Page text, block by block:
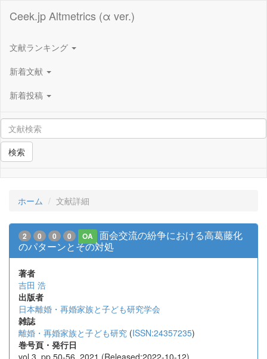
Ceek.jp Altmetrics (α ver.)
文献ランキング
新着文献
新着投稿
検索
ホーム 文献詳細
2 0 0 0 OA
面会交流の紛争における高葛藤化
のパターンとその対処
著者
吉田 浩
出版者
日本離婚・再婚家族と子ども研究学会
雑誌
離婚・再婚家族と子ども研究 (ISSN:24357235)
巻号頁・発行日
vol.3, pp.50-56, 2021 (Released:2022-10-12)